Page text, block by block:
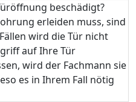
beschädigt?
erleiden muss, sind
wird die Tür nicht
auf Ihre Tür
wird der Fachmann sie
es in Ihrem Fall nötig